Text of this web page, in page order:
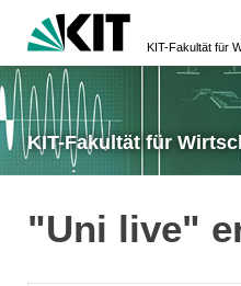
KIT-Fakultät für
"Uni live"